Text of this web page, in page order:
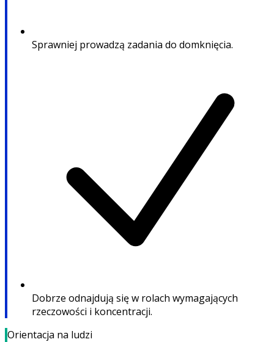
Sprawniej prowadzą zadania do domknięcia.
Dobrze odnajdują się w rolach wymagających
rzeczowości i koncentracji.
Orientacja na ludzi